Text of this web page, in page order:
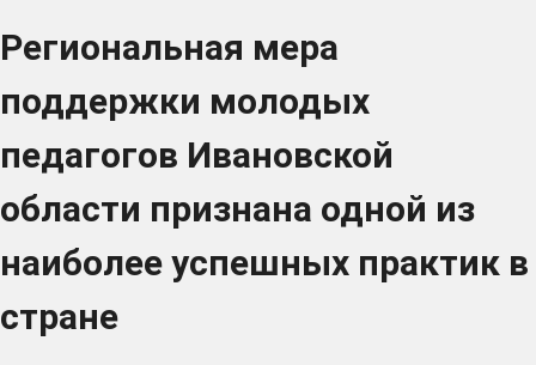
Региональная мера
поддержки молодых
педагогов Ивановской
области признана одной из
наиболее успешных практик в
стране